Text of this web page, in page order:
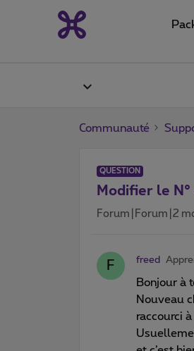
Communauté
QUESTION
Modifier le
Forum|Forum|2
F freed
Bonjour à
Nouveau
raccourci